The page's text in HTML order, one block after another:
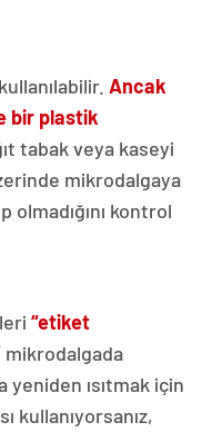
Ancak
bir plastik
tabak veya kaseyi
mikrodalgaya
kontrol
“etiket
mikrodalgada
ısıtmak için
kullanıyorsanız,